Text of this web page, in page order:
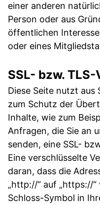
einer anderen
Person oder aus
öffentlichen
oder eines
SSL- bzw.
Diese Seite nutzt aus
zum Schutz der
Inhalte, wie zum
Anfragen, die Sie an
senden, eine SSL-
Eine verschlüsselte
daran, dass die
„http://“ auf „https://
Schloss-Symbol in